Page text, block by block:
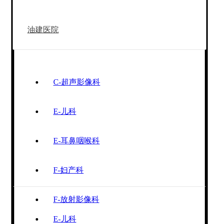
油建医院
C-超声影像科
E-儿科
E-耳鼻咽喉科
F-妇产科
F-放射影像科
E-儿科